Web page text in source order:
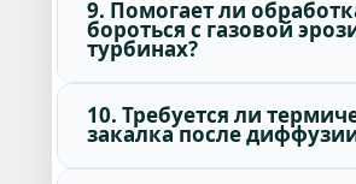
9. Помогает ли
бороться с газовой
турбинах?
10. Требуется ли
закалка после